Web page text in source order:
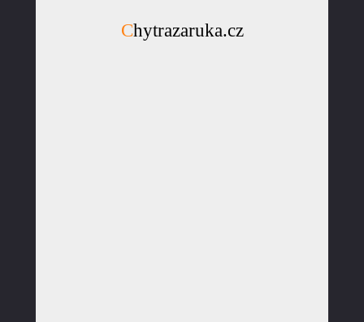
Chytrazaruka.cz